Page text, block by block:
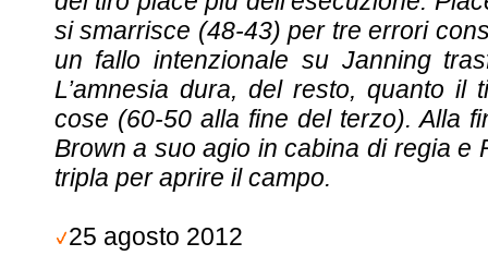
si smarrisce (48-43) per tre errori
un fallo intenzionale su Janning
L’amnesia dura, del resto, quanto
cose (60-50 alla fine del terzo). Alla
Brown a suo agio in cabina di regia e
tripla per aprire il campo.
25 agosto 2012